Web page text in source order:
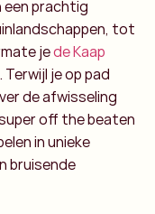
een prachtig
tot
jede Kaap
je op pad
de afwisseling
off the beaten
in unieke
bruisende